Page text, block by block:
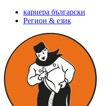
кариера български
Регион & език